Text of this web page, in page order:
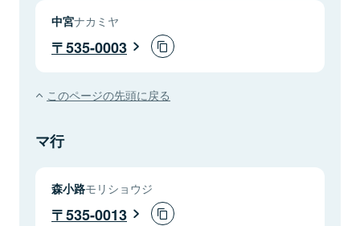
中宮ナカミヤ
535-0003
このページの先頭に戻る
マ行
森小路モリショウジ
535-0013